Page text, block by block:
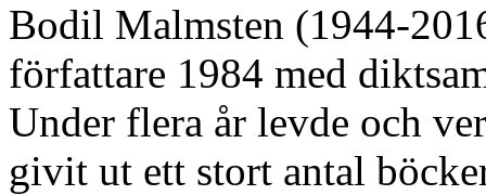
Bodil Malmsten (1944-
författare 1984 med
Under flera år levde och
givit ut ett stort antal